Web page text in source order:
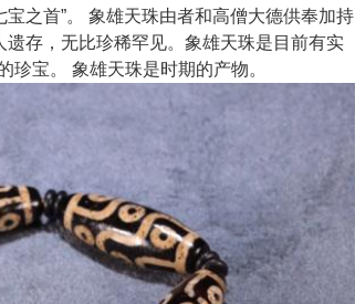
之首”。 象雄天珠由者和高僧大德供奉加持
存，无比珍稀罕见。象雄天珠是目前有实
宝。 象雄天珠是时期的产物。